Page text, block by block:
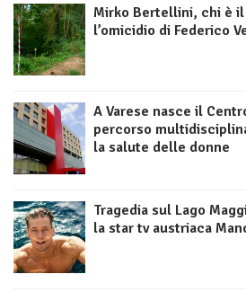
Mirko Bertellini, chi è
l’omicidio di Federico
A Varese nasce il
percorso
la salute delle donne
Tragedia sul Lago
la star tv austriaca